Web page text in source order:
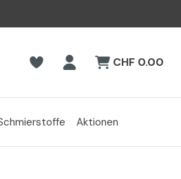
CHF 0.00
Aktionen